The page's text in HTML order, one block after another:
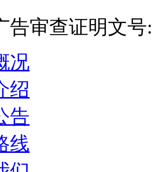
告审查证明文
况
绍
告
线